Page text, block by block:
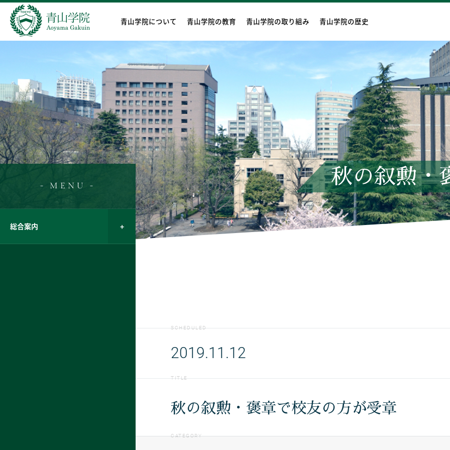
青山学院について 青山学院の教育 青山学院の取り組み 青山学院の歴史
秋の叙勲・
- MENU -
総合案内
SCHEDULED
2019.11.12
TITLE
秋の叙勲・褒章で校友の方が受章
CATEGORY